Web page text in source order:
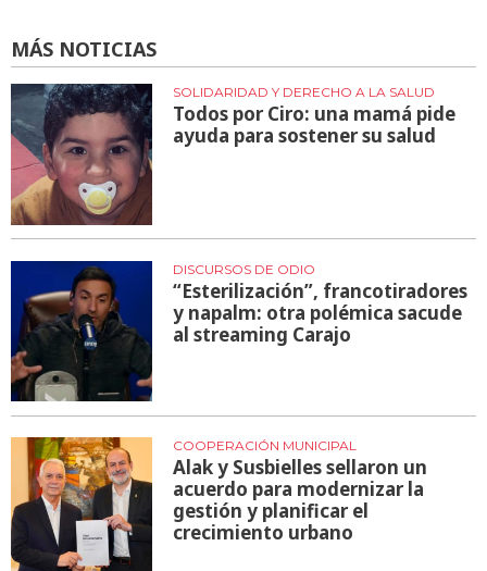
MÁS NOTICIAS
SOLIDARIDAD Y DERECHO A LA SALUD
Todos por Ciro: una mamá pide
ayuda para sostener su salud
DISCURSOS DE ODIO
“Esterilización”, francotiradores
y napalm: otra polémica sacude
al streaming Carajo
COOPERACIÓN MUNICIPAL
Alak y Susbielles sellaron un
acuerdo para modernizar la
gestión y planificar el
crecimiento urbano